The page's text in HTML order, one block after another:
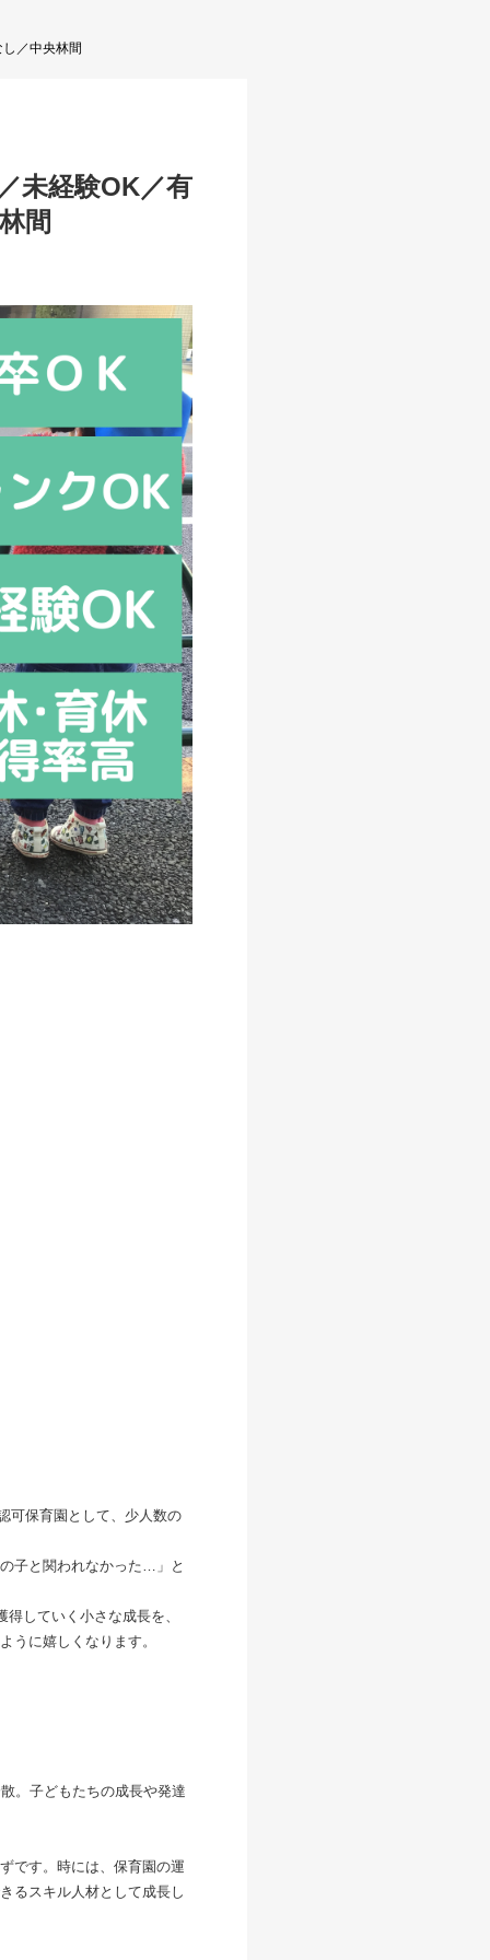
／中央林間
未経験OK／有
間
可保育園として、少人数の
子と関われなかった…」と
していく小さな成長を、
うに嬉しくなります。
。子どもたちの成長や発達
です。時には、保育園の運
るスキル人材として成長し